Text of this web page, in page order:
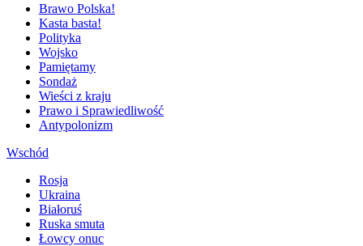
Brawo Polska!
Kasta basta!
Polityka
Wojsko
Pamiętamy
Sondaż
Wieści z kraju
Prawo i Sprawiedliwość
Antypolonizm
Wschód
Rosja
Ukraina
Białoruś
Ruska smuta
Łowcy onuc